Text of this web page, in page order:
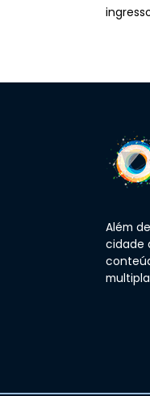
Além
cidade